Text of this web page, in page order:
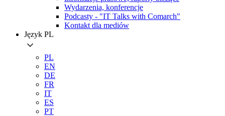
Wydarzenia, konferencje
Podcasty - "IT Talks with Comarch"
Kontakt dla mediów
Język PL
PL
EN
DE
FR
IT
ES
PT